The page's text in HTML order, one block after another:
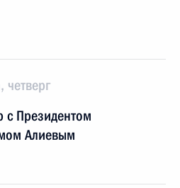
с Президентом
Алиевым